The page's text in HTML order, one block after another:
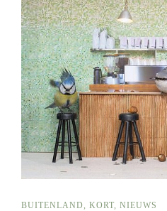
BUITENLAND, KORT, NIEUWS